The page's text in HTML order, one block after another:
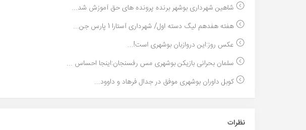
شاهین شهرداری بوشهر برنده پرونده های حق آموزش شد...
هفته هفدهم لیگ دسته اول/ شهرداری آستارا 1 پارس جن...
عکس روز:این دروازبان بوشهری است!...
سلمان بحرانی بازیکن بوشهری مس رفسنجان:اینجا احساس ...
کوبل داوران بوشهری موفق در جدال فرهاد و داوود...
نظرات